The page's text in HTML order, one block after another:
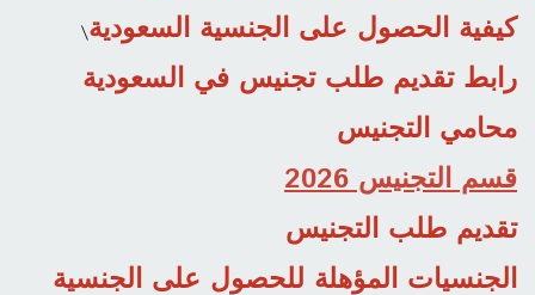
كيفية الحصول على الجنسية السعودية\
رابط تقديم طلب تجنيس في السعودية
محامي التجنيس
قسم التجنيس 2026
تقديم طلب التجنيس
الجنسيات المؤهلة للحصول على الجنسية